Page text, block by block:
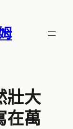
壯大
萬